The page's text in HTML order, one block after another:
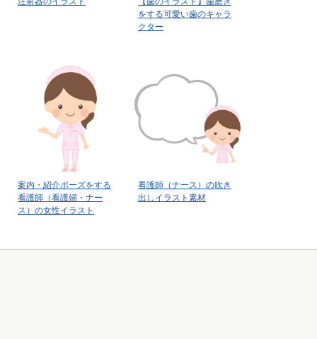
をする可愛い歯のキャラ
クター
案内・紹介ポーズをする
看護師（看護婦・ナー
ス）の女性イラスト
看護師（ナース）の吹き
出しイラスト素材